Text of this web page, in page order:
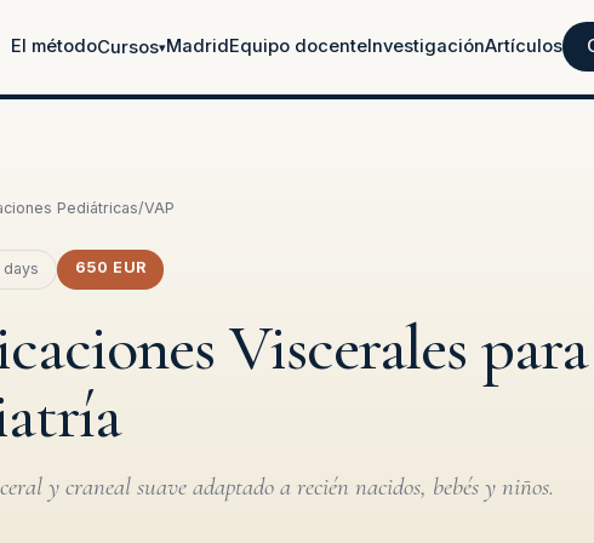
El métodoCursos▾Madrid Equipo docenteInvestigaciónArtículos
Pediátricas/VAP
days 650 EUR
Viscerales para
y craneal suave adaptado a recién nacidos, bebés y niños.